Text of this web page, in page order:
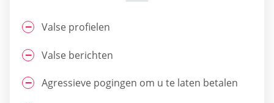
Valse profielen
Valse berichten
Agressieve pogingen om u te laten betalen